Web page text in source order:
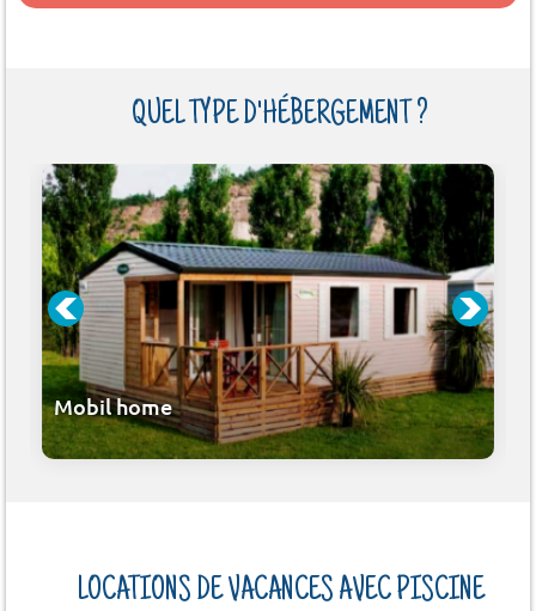
QUEL TYPE D'HÉBERGEMENT ?
Mobil home
LOCATIONS DE VACANCES AVEC PISCINE